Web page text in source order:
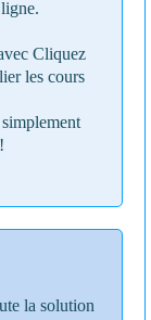
Cliquez
les cours
la solution